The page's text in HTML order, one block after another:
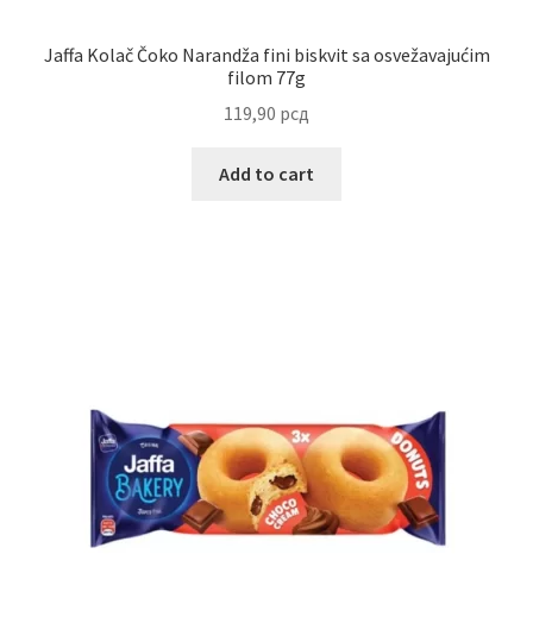
Jaffa Kolač Čoko Narandža fini biskvit sa osvežavajućim
filom 77g
119,90 рсд
Add to cart